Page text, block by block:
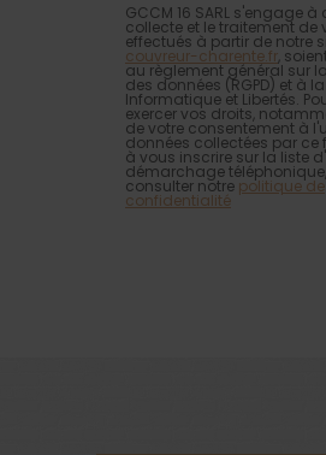
GCCM 16 SARL s'engage à
collecte et le traitement de
effectués à partir de notre
couvreur-charente.fr,
au règlement général sur
des données (RGPD) et à
Informatique et Libertés.
exercer vos droits,
de votre consentement à
données collectées par ce
à vous inscrire sur la liste
démarchage
consulter notre politique de
confidentialité